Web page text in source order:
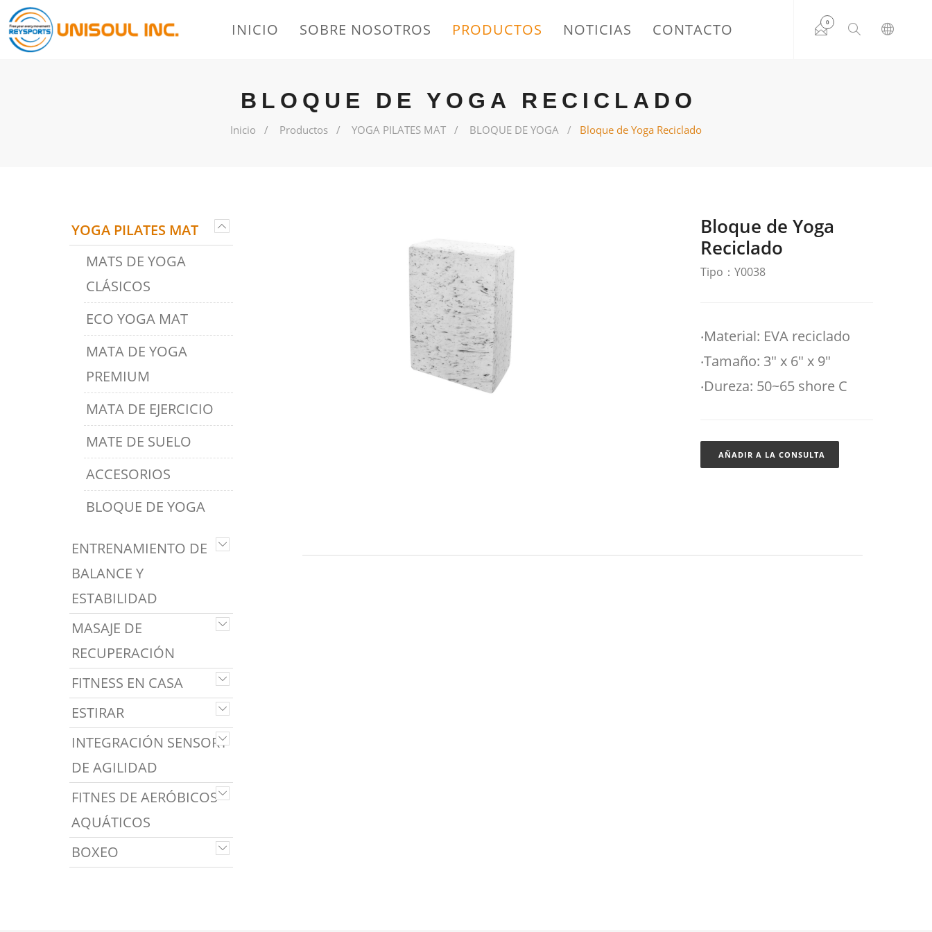
0
INICIO SOBRE NOSOTROS PRODUCTOS NOTICIAS CONTACTO
BLOQUE DE YOGA RECICLADO
Inicio Productos YOGA PILATES MAT BLOQUE DE YOGA Bloque de Yoga Reciclado
YOGA PILATES MAT
MATS DE YOGA
CLÁSICOS
ECO YOGA MAT
MATA DE YOGA
PREMIUM
MATA DE EJERCICIO
MATE DE SUELO
ACCESORIOS
BLOQUE DE YOGA
ENTRENAMIENTO DE
BALANCE Y
ESTABILIDAD
MASAJE DE
RECUPERACIÓN
FITNESS EN CASA
ESTIRAR
INTEGRACIÓN SENSORY
DE AGILIDAD
FITNES DE AERÓBICOS
AQUÁTICOS
BOXEO
Bloque de Yoga
Reciclado
Tipo：Y0038
‧Material: EVA reciclado
‧Tamaño: 3" x 6" x 9"
‧Dureza: 50~65 shore C
AÑADIR A LA CONSULTA